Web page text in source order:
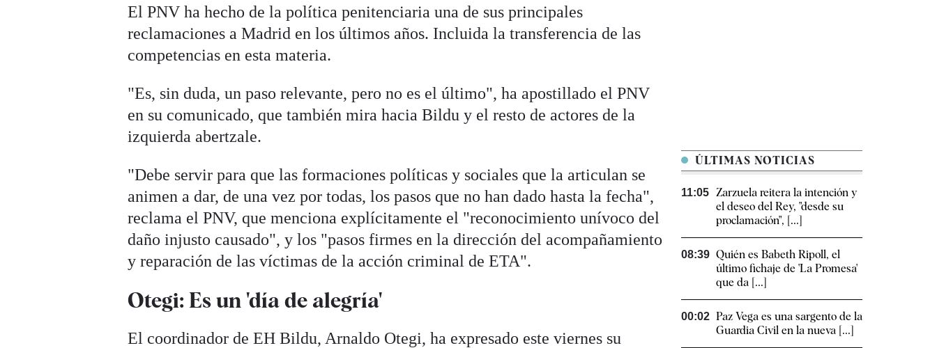
El PNV ha hecho de la política penitenciaria una de sus principales
reclamaciones a Madrid en los últimos años. Incluida la transferencia de las
competencias en esta materia.
"Es, sin duda, un paso relevante, pero no es el último", ha apostillado el PNV
en su comunicado, que también mira hacia Bildu y el resto de actores de la
izquierda abertzale.
"Debe servir para que las formaciones políticas y sociales que la articulan se
animen a dar, de una vez por todas, los pasos que no han dado hasta la fecha",
reclama el PNV, que menciona explícitamente el "reconocimiento unívoco del
daño injusto causado", y los "pasos firmes en la dirección del acompañamiento
y reparación de las víctimas de la acción criminal de ETA".
Otegi: Es un 'día de alegría'
El coordinador de EH Bildu, Arnaldo Otegi, ha expresado este viernes su
ÚLTIMAS NOTICIAS
11:05 Zarzuela reitera la intención y
el deseo del Rey, "desde su
proclamación", [...]
08:39 Quién es Babeth Ripoll, el
último fichaje de 'La Promesa'
que da [...]
00:02 Paz Vega es una sargento de la
Guardia Civil en la nueva [...]